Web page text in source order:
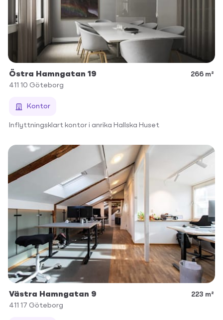
Östra Hamngatan 19
266 m²
411 10 Göteborg
Kontor
Inflyttningsklart kontor i anrika Hallska Huset
Västra Hamngatan 9
223 m²
411 17 Göteborg